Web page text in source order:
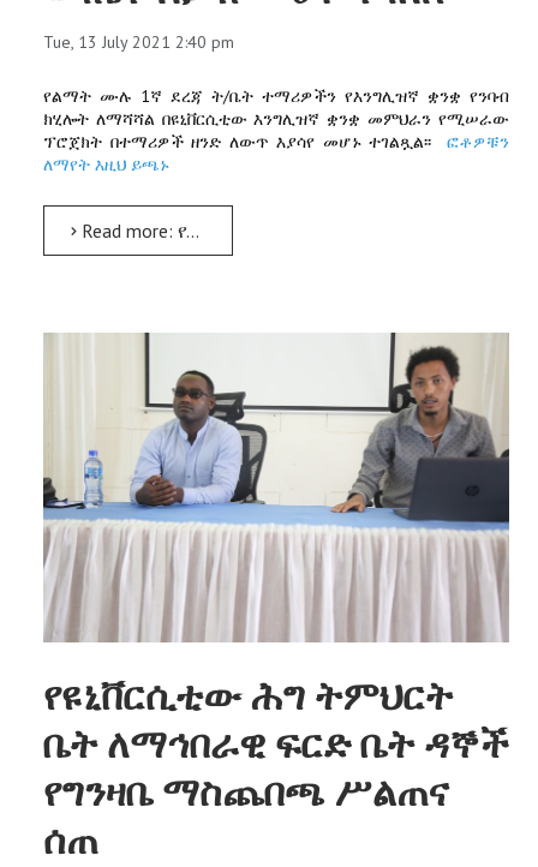
Tue, 13 July 2021 2:40 pm
የልማት ሙሉ 1ኛ ደረጃ ት/ቤት ተማሪዎችን የእንግሊዝኛ ቋንቋ የንባብ
ክሂሎት ለማሻሻል በዩኒቨርሲቲው እንግሊዝኛ ቋንቋ መምህራን የሚሠራው
ፕሮጀክት በተማሪዎች ዘንድ ለውጥ እያሳየ መሆኑ ተገልጿል፡፡ ፎቶዎቹን
ለማየት እዚህ ይጫኑ
Read more: የ1ኛ ደረጃ ት/ቤት ተማሪዎች የእንግሊዝኛ ቋንቋ የንባብ ክሂሎት ማሻሻያ ፕሮጀክት ውጤት እያሳየ መሆኑ ተገለጸ
የዩኒቨርሲቲው ሕግ ትምህርት
ቤት ለማኅበራዊ ፍርድ ቤት ዳኞች
የግንዛቤ ማስጨበጫ ሥልጠና
ሰጠ